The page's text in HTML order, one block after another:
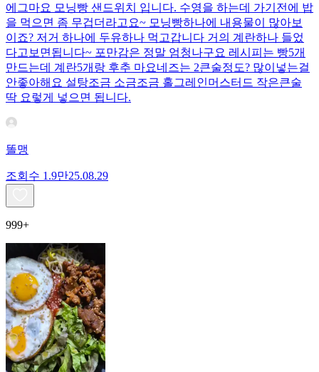
에그마요 모닝빵 샌드위치 입니다. 수영을 하는데 가기전에 밥
을 먹으면 좀 무겁더라고요~ 모닝빵하나에 내용물이 많아보
이죠? 저거 하나에 두유하나 먹고갑니다 거의 계란하나 들었
다고보면됩니다~ 포만감은 정말 엄청나구요 레시피는 빵5개
만드는데 계란5개랑 후추 마요네즈는 2큰술정도? 많이넣는걸
안좋아해요 설탕조금 소금조금 홀그레인머스터드 작은큰술
딱 요렇게 넣으면 됩니다.
똘맹
조회수 1.9만25.08.29
999+